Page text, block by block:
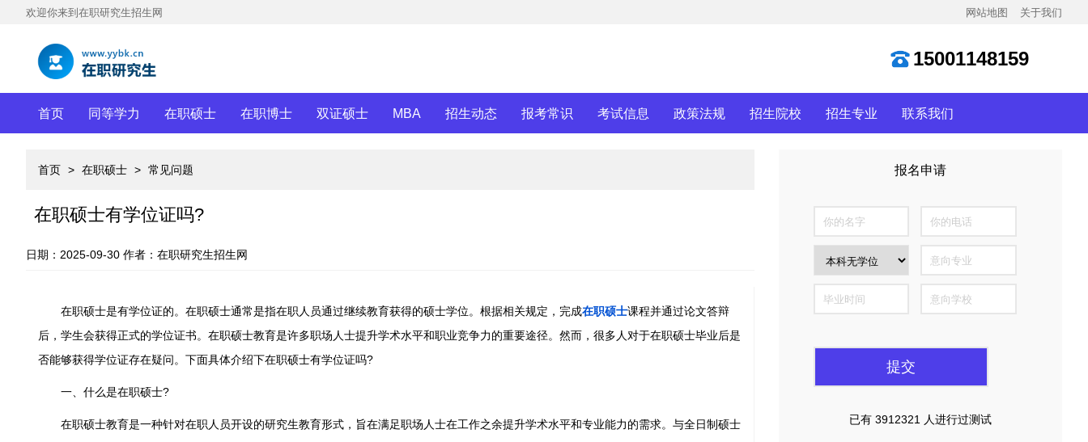
欢迎你来到在职研究生招生网 网站地图 关于我们
15001148159
首页 同等学力 在职硕士 在职博士 双证硕士 MBA 招生动态 报考常识 考试信息 政策法规 招生院校 招生专业 联系我们
首页 > 在职硕士 > 常见问题
在职硕士有学位证吗?
日期：2025-09-30 作者：在职研究生招生网
在职硕士是有学位证的。在职硕士通常是指在职人员通过继续教育获得的硕士学位。根据相关规定，完成在职硕士课程并通过论文答辩
后，学生会获得正式的学位证书。在职硕士教育是许多职场人士提升学术水平和职业竞争力的重要途径。然而，很多人对于在职硕士毕业后是
否能够获得学位证存在疑问。下面具体介绍下在职硕士有学位证吗?
一、什么是在职硕士?
在职硕士教育是一种针对在职人员开设的研究生教育形式，旨在满足职场人士在工作之余提升学术水平和专业能力的需求。与全日制硕士
报名申请
全国仅300个名额
已有 3912321 人进行过测试